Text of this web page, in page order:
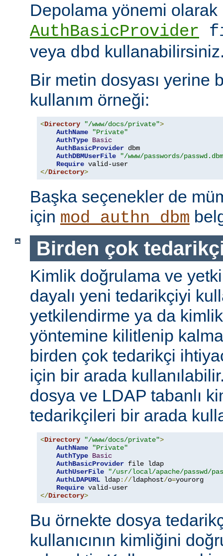
Depolama yönemi olarak
AuthBasicProvider
veya dbd
Bir metin dosyası yerine
kullanım örneği:
<Directory "/www/docs/private">
AuthName
"Private"
AuthType Basic
AuthBasicProvider dbm
AuthDBMUserFile
"/www/passwords/
Require
</Directory>
Başka seçenekler de
için mod_authn_dbm
Birden çok
Kimlik doğrulama ve
dayalı yeni tedarikçiyi
yetkilendirme ya da
yöntemine kilitlenip
birden çok tedarikçi
için bir arada
dosya ve LDAP tabanlı
tedarikçileri bir arada
<Directory "/www/docs/private">
AuthName
"Private"
AuthType Basic
AuthBasicProvider file ldap
AuthUserFile
"/usr/local/apache/passwd/
AuthLDAPURL ldap://ldaphost/o=yourorg
Require
</Directory>
Bu örnekte dosya
kullanıcının kimliğini